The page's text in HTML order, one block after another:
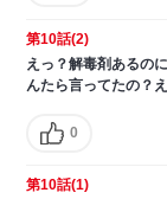
第10話(2)
えっ？解毒剤あるの
んたら言ってたの？
0
第10話(1)